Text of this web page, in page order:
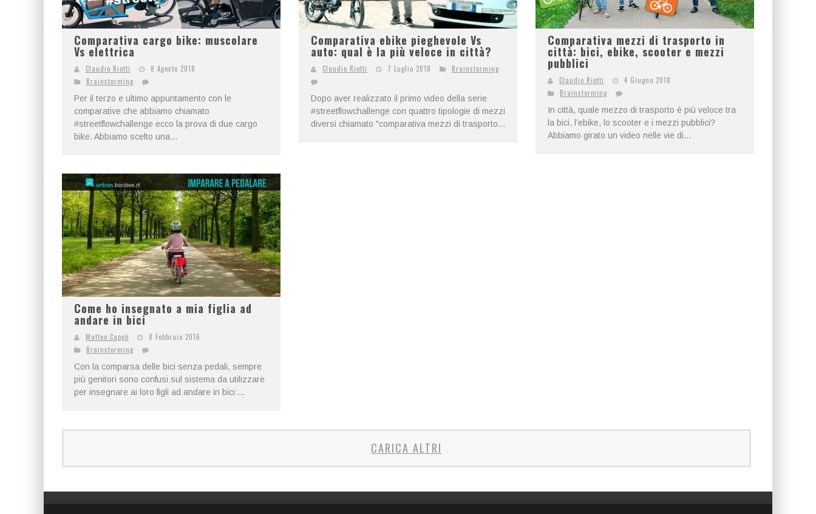
Comparativa cargo bike: muscolare
Vs elettrica
Claudio Riotti
8 Agosto 2018
Brainstorming
Per il terzo e ultimo appuntamento con le
comparative che abbiamo chiamato
#streetflowchallenge ecco la prova di due cargo
bike. Abbiamo scelto una...
Comparativa ebike pieghevole Vs
auto: qual è la più veloce in città?
Claudio Riotti 7 Luglio 2018 Brainstorming
Dopo aver realizzato il primo video della serie
#streetflowchallenge con quattro tipologie di mezzi
diversi chiamato "comparativa mezzi di trasporto...
Comparativa mezzi di trasporto in
città: bici, ebike, scooter e mezzi
pubblici
Claudio Riotti
4 Giugno 2018
Brainstorming
In città, quale mezzo di trasporto è più veloce tra
la bici, l’ebike, lo scooter e i mezzi pubblici?
Abbiamo girato un video nelle vie di...
Come ho insegnato a mia figlia ad
andare in bici
Matteo Cappè
8 Febbraio 2016
Brainstorming
Con la comparsa delle bici senza pedali, sempre
più genitori sono confusi sul sistema da utilizzare
per insegnare ai loro figli ad andare in bici:...
CARICA ALTRI